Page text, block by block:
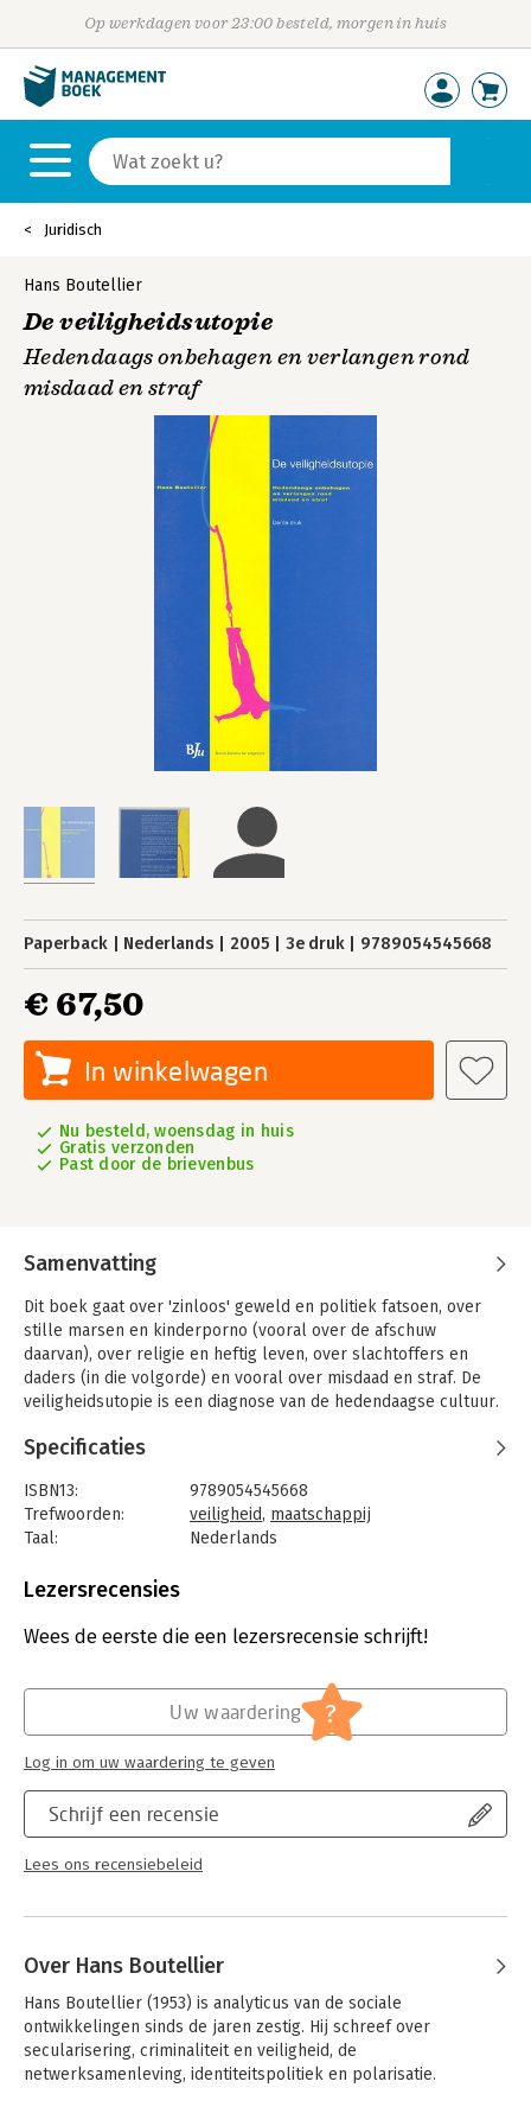
Op werkdagen voor 23:00 besteld, morgen in huis
Juridisch
Hans Boutellier
De veiligheidsutopie
Hedendaags onbehagen en verlangen rond
misdaad en straf
Paperback Nederlands 2005 3e druk 9789054545668
€ 67,50
In winkelwagen
Nu besteld, woensdag in huis
Gratis verzonden
Past door de brievenbus
Samenvatting
Dit boek gaat over 'zinloos' geweld en politiek fatsoen, over
stille marsen en kinderporno (vooral over de afschuw
daarvan), over religie en heftig leven, over slachtoffers en
daders (in die volgorde) en vooral over misdaad en straf. De
veiligheidsutopie is een diagnose van de hedendaagse cultuur.
verlangen naar veiligheid. Dit verlangen vloeit voort uit een
'De veiligheidsutopie' beschrijft de impliciete hoop dat vitaliteit
en veiligheid kunnen samenvallen. Dit verlangen is uiteindelijk
een machtsdroom waarin controle en straf een grote rol
kan de veiligheidsutopie nauwelijks dichterbij brengen. Het
Veiligheid verenigt, maar hoe? Dat is de centrale vraag van
positie van etnische minderheden en over het besturen van
een bange samenleving.
Specificaties
ISBN13:
9789054545668
Trefwoorden:
veiligheid, maatschappij
Taal:
Nederlands
Aantal pagina's:
Druk:
3
Juridisch
Jongbloed:
Strafrecht – Straffen en maatregelen
Serie:
Lezersrecensies
Wees de eerste die een lezersrecensie schrijft!
Schrijf een recensie
Lees ons recensiebeleid
Uw waardering ?
Log in om uw waardering te geven
Over Hans Boutellier
Hans Boutellier (1953) is analyticus van de sociale
ontwikkelingen sinds de jaren zestig. Hij schreef over
secularisering, criminaliteit en veiligheid, de
netwerksamenleving, identiteitspolitiek en polarisatie.